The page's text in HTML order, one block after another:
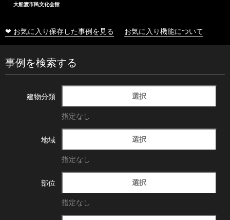
大船渡市民文化会館
❤ お気に入り保存した事例を見る お気に入り機能について
事例を検索する
建物分類 選択
指定なし
地域 選択
指定なし
部位 選択
指定なし